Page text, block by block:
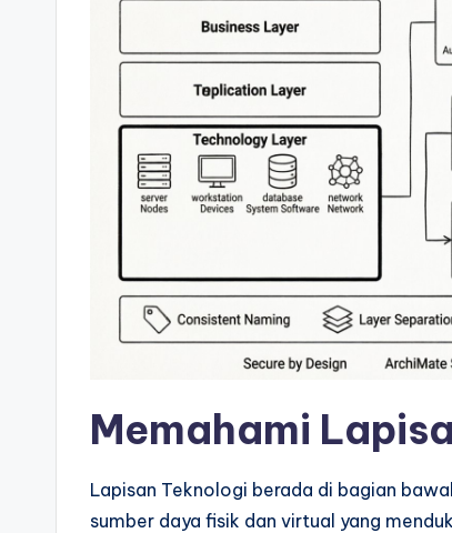
Memahami
Lapisan Teknologi berada di bagian
sumber daya fisik dan virtual yang